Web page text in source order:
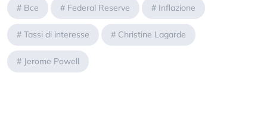
# Bce # Federal Reserve # Inflazione
# Tassi di interesse # Christine Lagarde
# Jerome Powell